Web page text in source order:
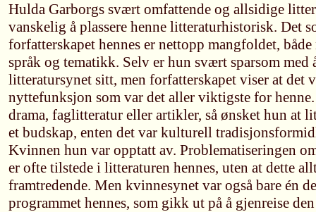
Hulda Garborgs svært omfattende og allsidige
vanskelig å plassere henne litteraturhistorisk. Det
forfatterskapet hennes er nettopp mangfoldet,
språk og tematikk. Selv er hun svært sparsom med
litteratursynet sitt, men forfatterskapet viser at det
nyttefunksjon som var det aller viktigste for
drama, faglitteratur eller artikler, så ønsket hun at
et budskap, enten det var kulturell
Kvinnen hun var opptatt av. Problematiseringen
er ofte tilstede i litteraturen hennes, uten at dette
framtredende. Men kvinnesynet var også bare én
programmet hennes, som gikk ut på å gjenreise